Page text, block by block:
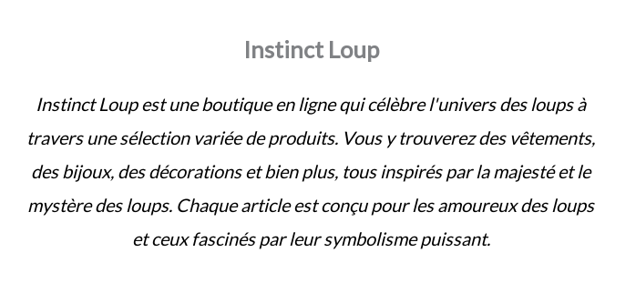
Instinct Loup
Instinct Loup est une boutique en ligne qui célèbre l'univers des loups à
travers une sélection variée de produits. Vous y trouverez des vêtements,
des bijoux, des décorations et bien plus, tous inspirés par la majesté et le
mystère des loups. Chaque article est conçu pour les amoureux des loups
et ceux fascinés par leur symbolisme puissant.